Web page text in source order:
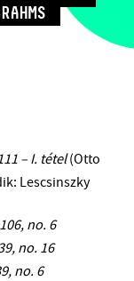
18:00
– I. tétel(Otto
Lescsinszky
no. 6
no. 16
no. 6